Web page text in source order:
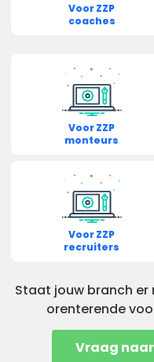
Voor ZZP
coaches
Voor ZZP
monteurs
Voor ZZP
recruiters
Staat jouw branch
orenterende
Vraag